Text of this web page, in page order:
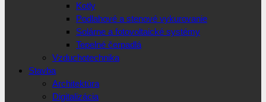
Kotly
Podlahové a stenové vykurovanie
Solárne a fotovoltaické systémy
Tepelné čerpadlá
Vzduchotechnika
Stavba
Architektúra
Digitalizácia